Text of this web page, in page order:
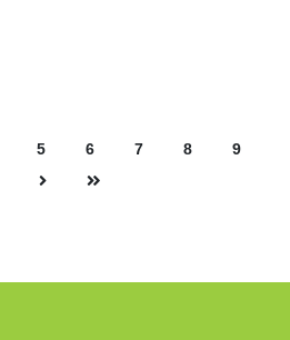
5 6 7 8
9